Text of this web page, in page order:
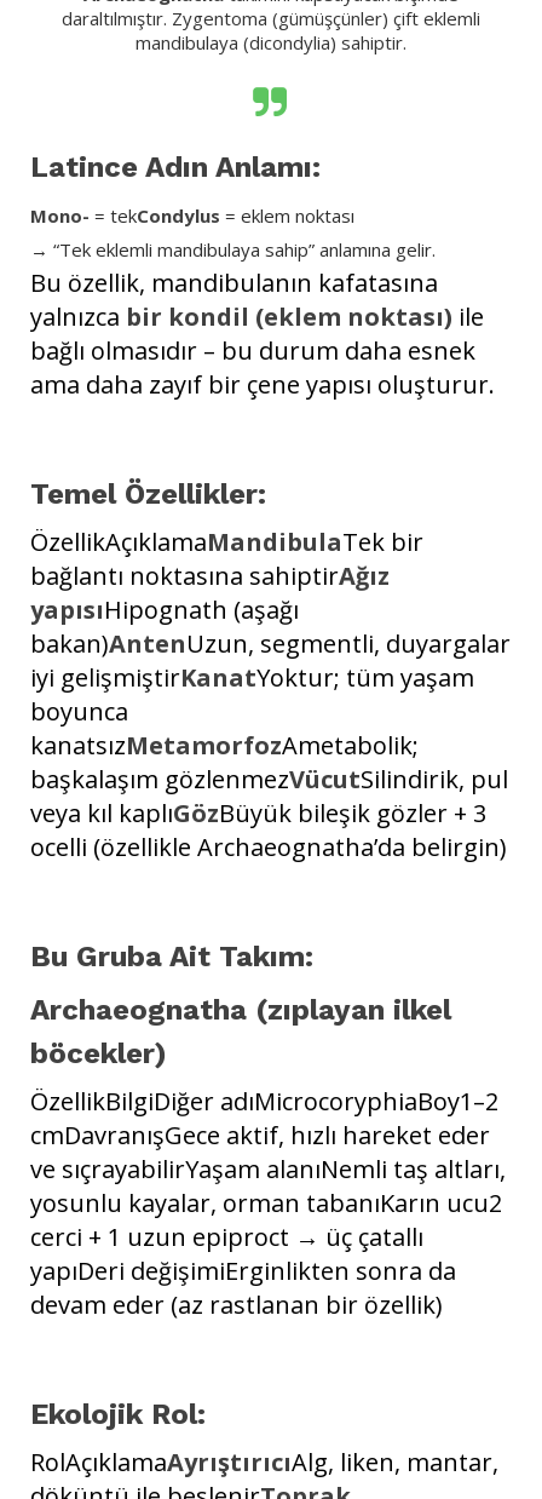
daraltılmıştır. Zygentoma (gümüşçünler) çift eklemli
mandibulaya (dicondylia) sahiptir.
Latince Adın Anlamı:
Mono- = tekCondylus = eklem noktası
→ “Tek eklemli mandibulaya sahip” anlamına gelir.
Bu özellik, mandibulanın kafatasına
yalnızca bir kondil (eklem noktası) ile
bağlı olmasıdır – bu durum daha esnek
ama daha zayıf bir çene yapısı oluşturur.
Temel Özellikler:
ÖzellikAçıklamaMandibulaTek bir
bağlantı noktasına sahiptirAğız
yapısıHipognath (aşağı
bakan)AntenUzun, segmentli, duyargalar
iyi gelişmiştirKanatYoktur; tüm yaşam
boyunca
kanatsızMetamorfozAmetabolik;
başkalaşım gözlenmezVücutSilindirik, pul
veya kıl kaplıGözBüyük bileşik gözler + 3
ocelli (özellikle Archaeognatha’da belirgin)
Bu Gruba Ait Takım:
Archaeognatha (zıplayan ilkel
böcekler)
ÖzellikBilgiDiğer adıMicrocoryphiaBoy1–2
cmDavranışGece aktif, hızlı hareket eder
ve sıçrayabilirYaşam alanıNemli taş altları,
yosunlu kayalar, orman tabanıKarın ucu2
cerci + 1 uzun epiproct → üç çatallı
yapıDeri değişimiErginlikten sonra da
devam eder (az rastlanan bir özellik)
Ekolojik Rol:
RolAçıklamaAyrıştırıcıAlg, liken, mantar,